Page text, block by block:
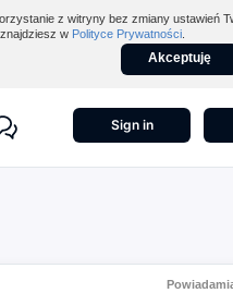
z witryny bez zmiany ustawień
w Polityce Prywatności
Akceptuję
Sign in